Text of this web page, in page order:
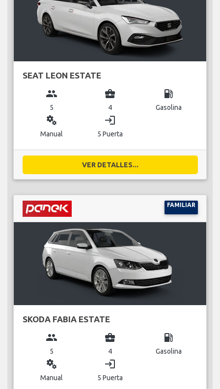
SEAT LEON ESTATE
group
5
business_center
4
local_gas_station
Gasolina
miscellaneous_services
Manual
login
5 Puerta
VER DETALLES...
FAMILIAR
SKODA FABIA ESTATE
group
5
business_center
4
local_gas_station
Gasolina
miscellaneous_services
Manual
login
5 Puerta